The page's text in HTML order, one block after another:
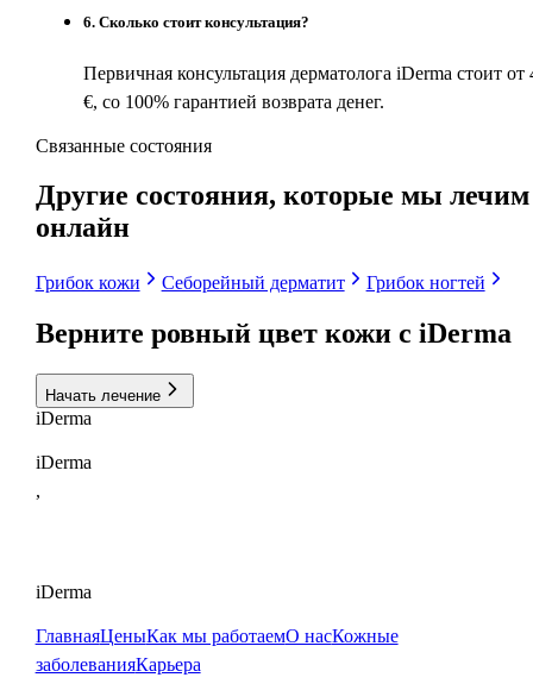
6. Сколько стоит консультация?
Первичная консультация дерматолога iDerma стоит от
€, со 100% гарантией возврата денег.
Связанные состояния
Другие состояния, которые мы лечим
онлайн
Грибок кожи Себорейный дерматит Грибок ногтей
Верните ровный цвет кожи с iDerma
Начать лечение
iDerma
iDerma
,
iDerma
ГлавнаяЦеныКак мы работаемО насКожные
заболеванияКарьера